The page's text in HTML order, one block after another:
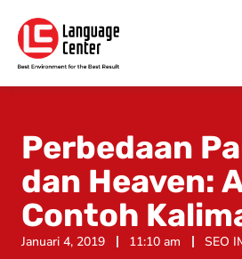
Perbedaan
dan Heaven:
Contoh
Januari 4, 2019 11:10 am SEO